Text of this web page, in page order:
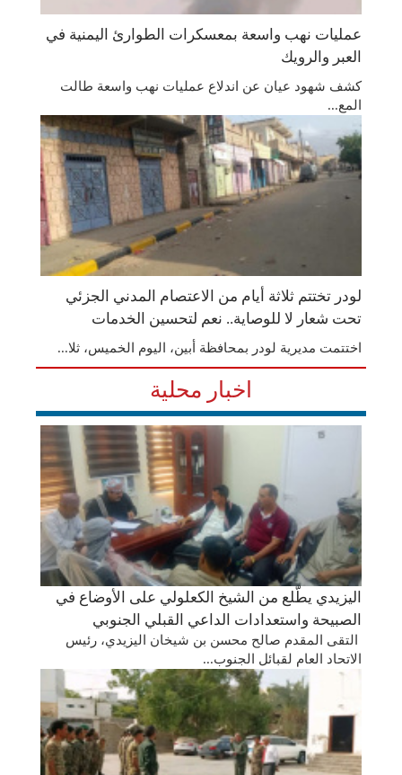
عمليات نهب واسعة بمعسكرات الطوارئ اليمنية في
العبر والرويك
كشف شهود عيان عن اندلاع عمليات نهب واسعة طالت
المع...
لودر تختتم ثلاثة أيام من الاعتصام المدني الجزئي
تحت شعار لا للوصاية.. نعم لتحسين الخدمات
اختتمت مديرية لودر بمحافظة أبين، اليوم الخميس، ثلا...
اخبار محلية
اليزيدي يطّلع من الشيخ الكعلولي على الأوضاع في
الصبيحة واستعدادات الداعي القبلي الجنوبي
التقى المقدم صالح محسن بن شيخان اليزيدي، رئيس
الاتحاد العام لقبائل الجنوب...